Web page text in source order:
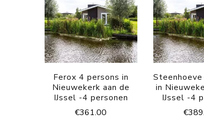
Ferox 4 persons in
Nieuwekerk aan de
IJssel -4 personen
€361.00
in
IJssel -4
€